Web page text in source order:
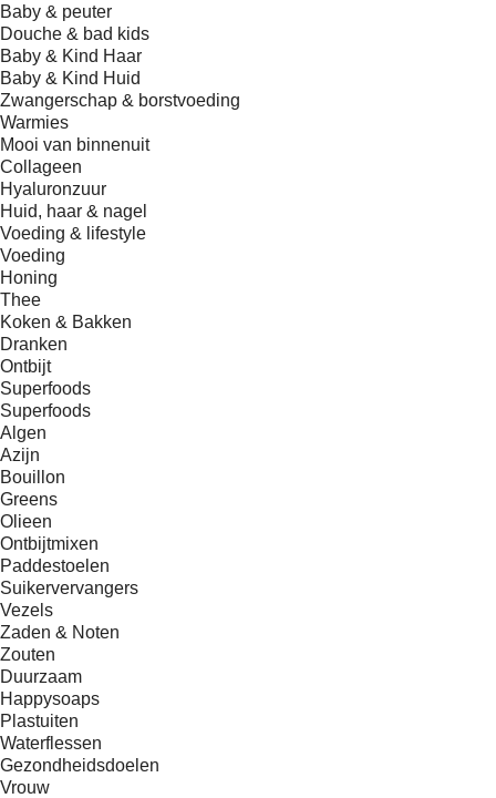
Baby & peuter
Douche & bad kids
Baby & Kind Haar
Baby & Kind Huid
Zwangerschap & borstvoeding
Warmies
Mooi van binnenuit
Collageen
Hyaluronzuur
Huid, haar & nagel
Voeding & lifestyle
Voeding
Honing
Thee
Koken & Bakken
Dranken
Ontbijt
Superfoods
Superfoods
Algen
Azijn
Bouillon
Greens
Olieen
Ontbijtmixen
Paddestoelen
Suikervervangers
Vezels
Zaden & Noten
Zouten
Duurzaam
Happysoaps
Plastuiten
Waterflessen
Gezondheidsdoelen
Vrouw